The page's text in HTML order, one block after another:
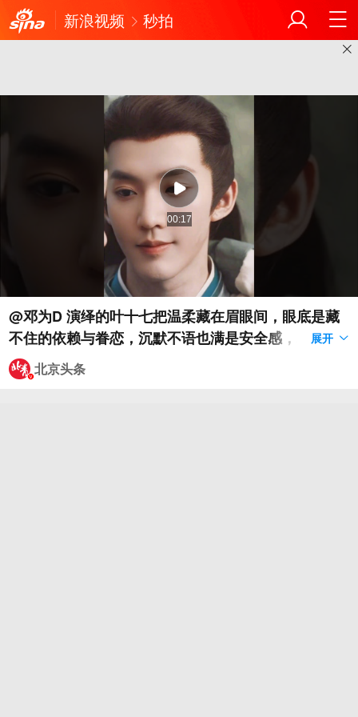
新浪视频 秒拍
00:17
@邓为D 演绎的叶十七把温柔藏在眉眼间，眼底是藏
不住的依赖与眷恋，沉默不语也满是安全感，邓为天
生自带的古风氛围感，与叶十七的适配度浑然天成，
展开
北京头条